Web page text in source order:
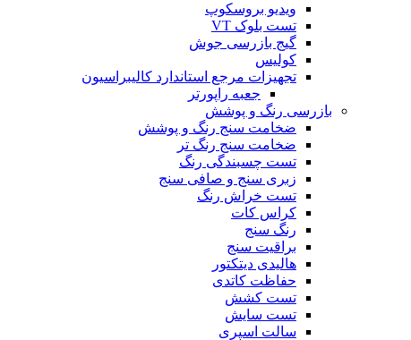
ویدیو بروسکوپ
تست بلوک VT
گیج بازرسی جوش
کولیس
تجهیزات مرجع استاندارد کالیبراسیون
جعبه راپورتر
بازرسی رنگ و پوشش
ضخامت سنج رنگ و پوشش
ضخامت سنج رنگ تر
تست چسبندگی رنگ
زبری سنج و صافی سنج
تست خراش رنگ
کراس کات
رنگ سنج
براقیت سنج
هالیدی دیتکتور
حفاظت کاتدی
تست کشش
تست سایش
سالت اسپری